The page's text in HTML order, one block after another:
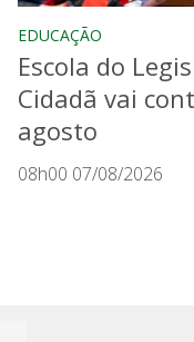
EDUCAÇÃO
Escola do
Cidadã vai
agosto
08h00 07/08/2026